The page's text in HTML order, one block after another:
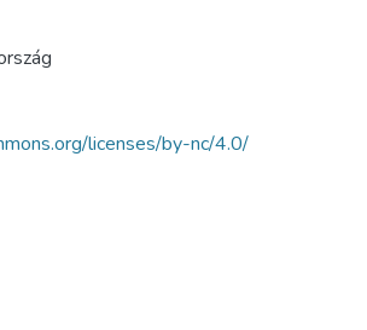
licenses/by-nc/4.0/